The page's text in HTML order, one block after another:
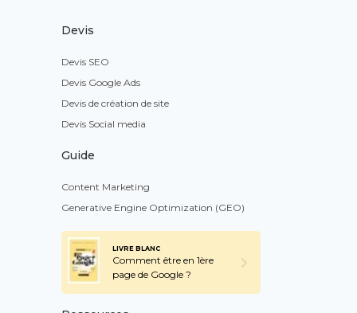
Devis
Devis SEO
Devis Google Ads
Devis de création de site
Devis Social media
Guide
Content Marketing
Generative Engine Optimization (GEO)
LIVRE BLANC
Comment être en 1ère
page de Google ?